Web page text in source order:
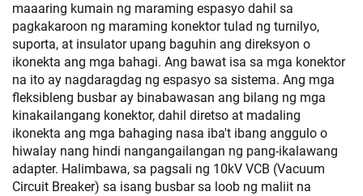
maaaring kumain ng maraming espasyo dahil sa
pagkakaroon ng maraming konektor tulad ng turnilyo,
suporta, at insulator upang baguhin ang direksyon o
ikonekta ang mga bahagi. Ang bawat isa sa mga konektor
na ito ay nagdaragdag ng espasyo sa sistema. Ang mga
fleksibleng busbar ay binabawasan ang bilang ng mga
kinakailangang konektor, dahil diretso at madaling
ikonekta ang mga bahaging nasa iba't ibang anggulo o
hiwalay nang hindi nangangailangan ng pang-ikalawang
adapter. Halimbawa, sa pagsali ng 10kV VCB (Vacuum
Circuit Breaker) sa isang busbar sa loob ng maliit na